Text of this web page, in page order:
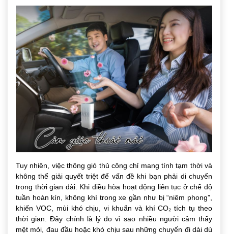
Tuy nhiên, việc thông gió thủ công chỉ mang tính tạm thời và
không thể giải quyết triệt để vấn đề khi bạn phải di chuyển
trong thời gian dài. Khi điều hòa hoạt động liên tục ở chế độ
tuần hoàn kín, không khí trong xe gần như bị “niêm phong”,
khiến VOC, mùi khó chịu, vi khuẩn và khí CO₂ tích tụ theo
thời gian. Đây chính là lý do vì sao nhiều người cảm thấy
mệt mỏi, đau đầu hoặc khó chịu sau những chuyến đi dài dù